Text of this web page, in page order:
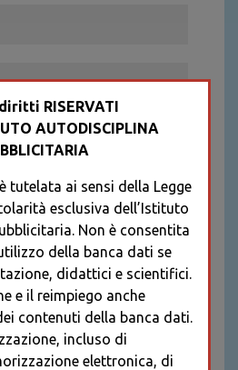
password
* I CAMPI CONTRASSEGNATI SONO
RISERVATI
AUTODISCIPLINA
tutelata ai sensi della Legge
esclusiva dell’Istituto
Non è consentita
della banca dati se
didattici e scientifici.
e il reimpiego anche
contenuti della banca dati.
incluso di
elettronica, di